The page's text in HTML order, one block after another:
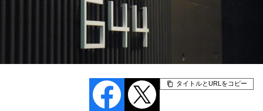
タイトルとURLをコピー